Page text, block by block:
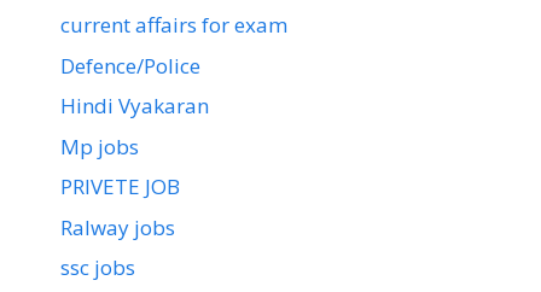
current affairs for exam
Defence/Police
Hindi Vyakaran
Mp jobs
PRIVETE JOB
Ralway jobs
ssc jobs